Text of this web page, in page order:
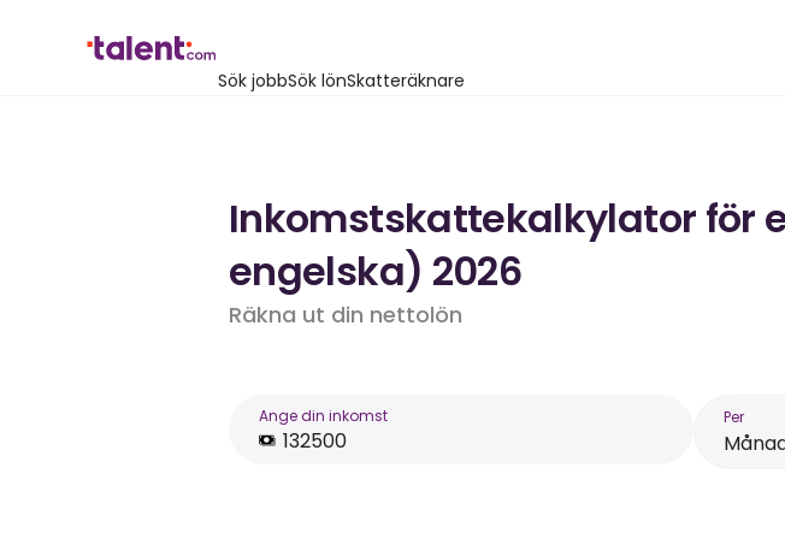
Sök jobbSök lönSkatteräknare
Inkomstskattekalkylator för
engelska) 2026
Räkna ut din nettolön
Ange din inkomst Per